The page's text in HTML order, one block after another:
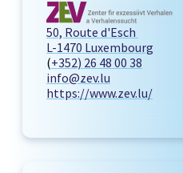
50, Route d'Esch
L-1470 Luxembourg
(+352) 26 48 00 38
info@zev.lu
https://www.zev.lu/